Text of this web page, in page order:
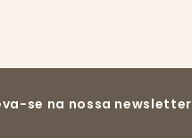
se na nossa newsletter